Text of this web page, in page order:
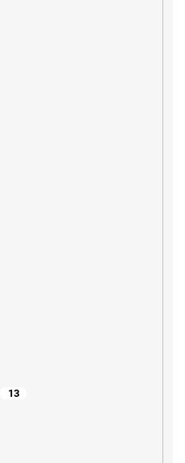
13